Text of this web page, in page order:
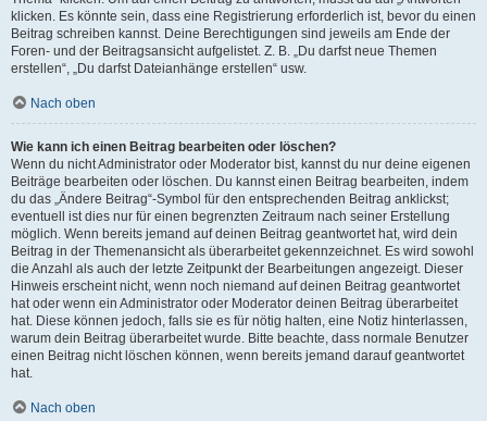
klicken. Es könnte sein, dass eine Registrierung erforderlich ist, bevor du einen
Beitrag schreiben kannst. Deine Berechtigungen sind jeweils am Ende der
Foren- und der Beitragsansicht aufgelistet. Z. B. „Du darfst neue Themen
erstellen“, „Du darfst Dateianhänge erstellen“ usw.
Nach oben
Wie kann ich einen Beitrag bearbeiten oder löschen?
Wenn du nicht Administrator oder Moderator bist, kannst du nur deine eigenen
Beiträge bearbeiten oder löschen. Du kannst einen Beitrag bearbeiten, indem
du das „Ändere Beitrag“-Symbol für den entsprechenden Beitrag anklickst;
eventuell ist dies nur für einen begrenzten Zeitraum nach seiner Erstellung
möglich. Wenn bereits jemand auf deinen Beitrag geantwortet hat, wird dein
Beitrag in der Themenansicht als überarbeitet gekennzeichnet. Es wird sowohl
die Anzahl als auch der letzte Zeitpunkt der Bearbeitungen angezeigt. Dieser
Hinweis erscheint nicht, wenn noch niemand auf deinen Beitrag geantwortet
hat oder wenn ein Administrator oder Moderator deinen Beitrag überarbeitet
hat. Diese können jedoch, falls sie es für nötig halten, eine Notiz hinterlassen,
warum dein Beitrag überarbeitet wurde. Bitte beachte, dass normale Benutzer
einen Beitrag nicht löschen können, wenn bereits jemand darauf geantwortet
hat.
Nach oben